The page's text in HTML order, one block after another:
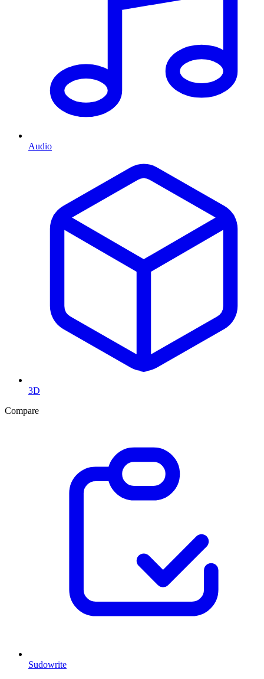
Audio
3D
Compare
Sudowrite